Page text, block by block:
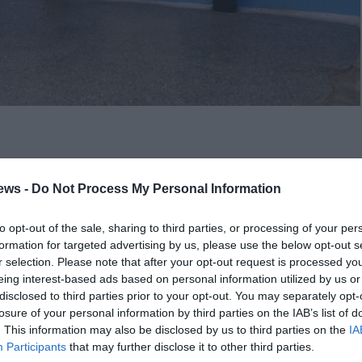
- Do Not Process My Personal Information
opt-out of the sale, sharing to third parties, or processing of your
for targeted advertising by us, please use the below opt-out
selection. Please note that after your opt-out request is processed
interest-based ads based on personal information utilized by us
to third parties prior to your opt-out. You may separately
of your personal information by third parties on the IAB’s list of
This information may also be disclosed by us to third parties on the
Participants that may further disclose it to other third parties.
οκτώ ατόμων για απασχόληση διάρκειας 8 μηνών
Διοικητικό Συμβούλιο της ΔΕΥΑ Τριφυλίας.
εξής: 2 ΔΕ Τεχνικού/ΔΕ Υδραυλικών, 2 ΔΕ Τεχνικού/ΔΕ
εργασιών/ΥΕ Εργατών οικοδομικών εργασιών, 2 ΥΕ
ύδρευσης.